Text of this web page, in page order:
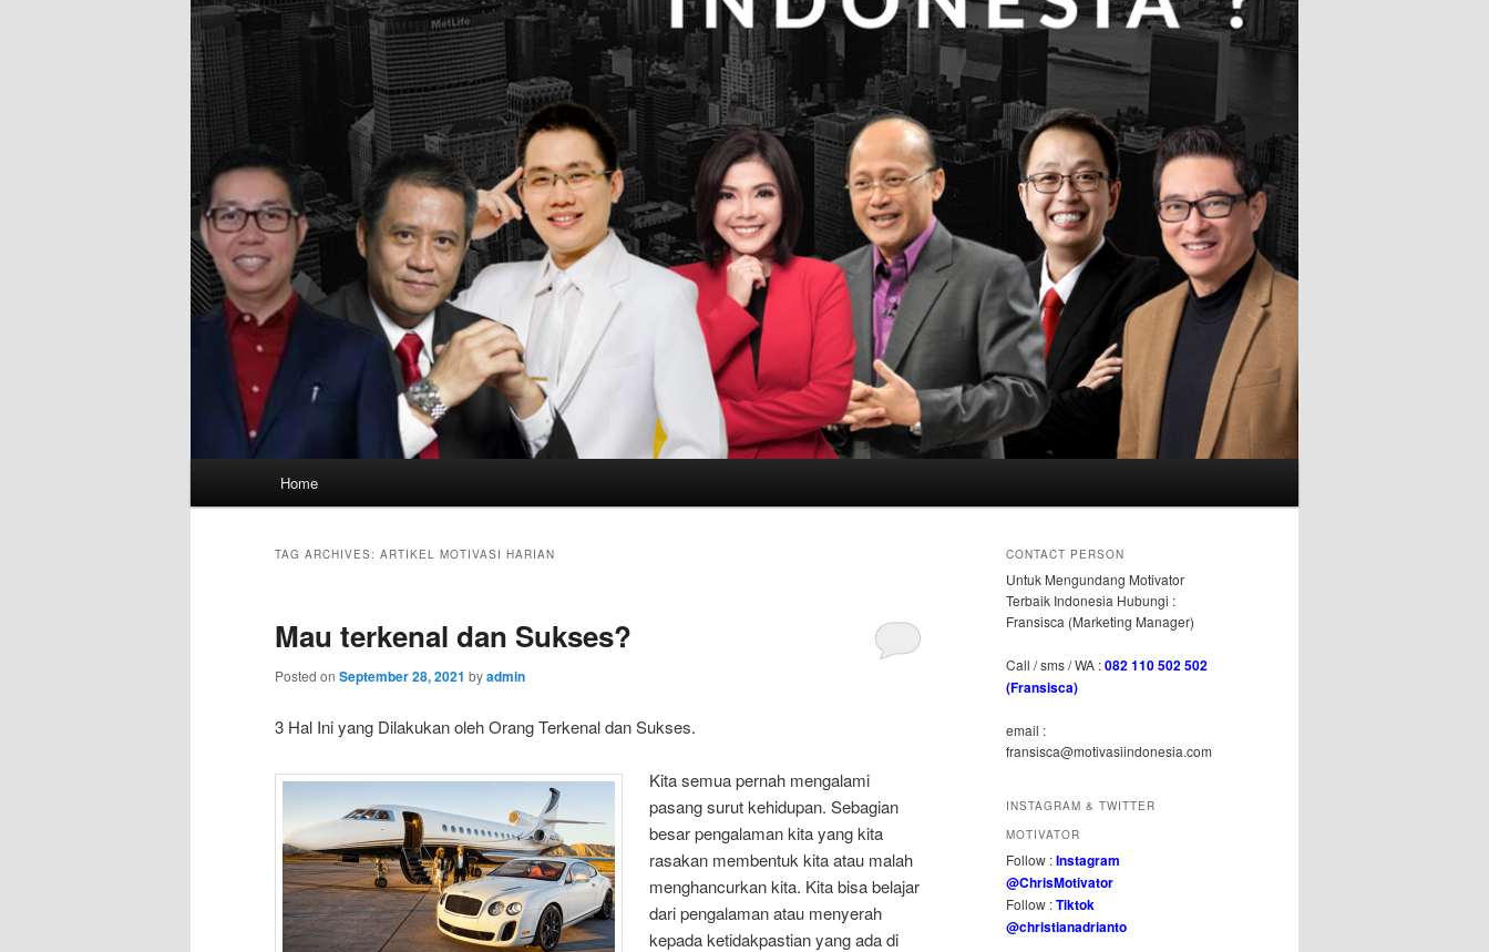
Home
TAG ARCHIVES: ARTIKEL MOTIVASI HARIAN
Mau terkenal dan Sukses?
Posted on September 28, 2021 byadmin
3 Hal Ini yang Dilakukan oleh Orang Terkenal dan Sukses.
Kita semua pernah mengalami
pasang surut kehidupan. Sebagian
besar pengalaman kita yang kita
rasakan membentuk kita atau malah
menghancurkan kita. Kita bisa belajar
dari pengalaman atau menyerah
kepada ketidakpastian yang ada di
CONTACT PERSON
Untuk Mengundang Motivator
Terbaik Indonesia Hubungi :
Fransisca (Marketing Manager)
Call / sms / WA :082 110 502 502
(Fransisca)
email :
fransisca@motivasiindonesia.com
INSTAGRAM & TWITTER
MOTIVATOR
Follow :Instagram
@ChrisMotivator
Follow :Tiktok
@christianadrianto